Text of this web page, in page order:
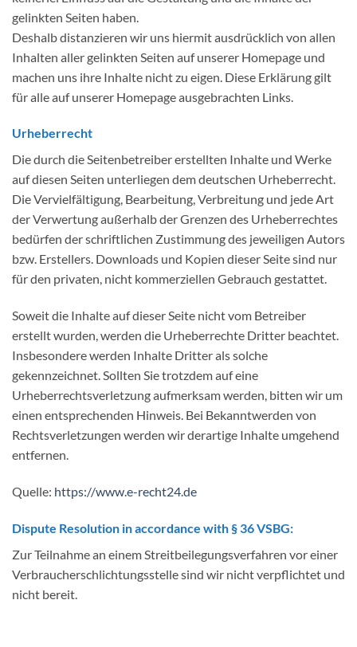
gelinkten Seiten haben.
Deshalb distanzieren wir uns hiermit ausdrücklich von allen
Inhalten aller gelinkten Seiten auf unserer Homepage und
machen uns ihre Inhalte nicht zu eigen. Diese Erklärung gilt
für alle auf unserer Homepage ausgebrachten Links.
Urheberrecht
Die durch die Seitenbetreiber erstellten Inhalte und Werke
auf diesen Seiten unterliegen dem deutschen Urheberrecht.
Die Vervielfältigung, Bearbeitung, Verbreitung und jede Art
der Verwertung außerhalb der Grenzen des Urheberrechtes
bedürfen der schriftlichen Zustimmung des jeweiligen Autors
bzw. Erstellers. Downloads und Kopien dieser Seite sind nur
für den privaten, nicht kommerziellen Gebrauch gestattet.
Soweit die Inhalte auf dieser Seite nicht vom Betreiber
erstellt wurden, werden die Urheberrechte Dritter beachtet.
Insbesondere werden Inhalte Dritter als solche
gekennzeichnet. Sollten Sie trotzdem auf eine
Urheberrechtsverletzung aufmerksam werden, bitten wir um
einen entsprechenden Hinweis. Bei Bekanntwerden von
Rechtsverletzungen werden wir derartige Inhalte umgehend
entfernen.
Quelle: https://www.e-recht24.de
Dispute Resolution in accordance with § 36 VSBG:
Zur Teilnahme an einem Streitbeilegungsverfahren vor einer
Verbraucherschlichtungsstelle sind wir nicht verpflichtet und
nicht bereit.